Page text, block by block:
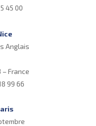
45 00
Anglais
– France
99 66